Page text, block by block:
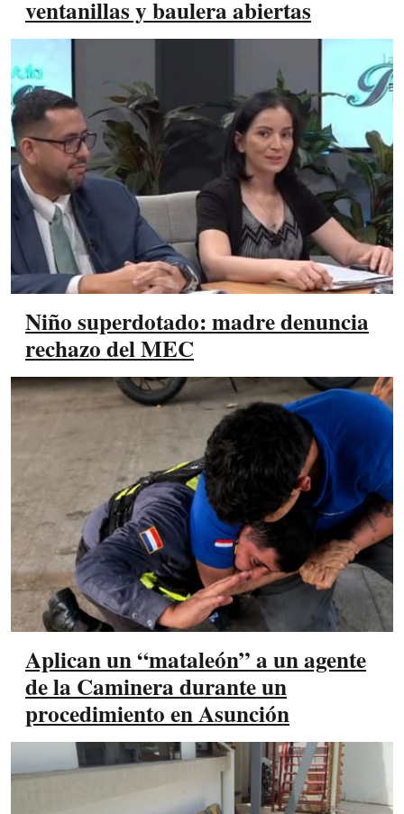
ventanillas y baulera abiertas
Niño superdotado: madre denuncia
rechazo del MEC
Aplican un “mataleón” a un agente
de la Caminera durante un
procedimiento en Asunción